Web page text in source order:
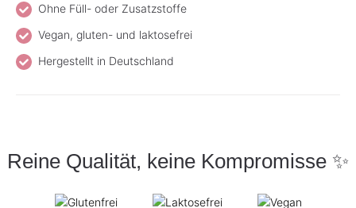
Ohne Füll- oder Zusatzstoffe
Vegan, gluten- und laktosefrei
Hergestellt in Deutschland
Reine Qualität, keine Kompromisse ✨